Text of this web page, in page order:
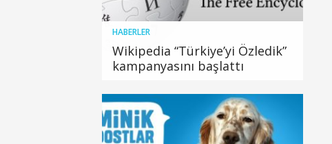
HABERLER
Wikipedia “Türkiye’yi Özledik”
kampanyasını başlattı